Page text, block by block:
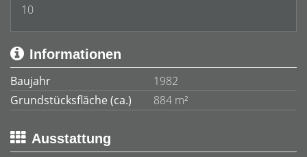
10
Informationen
Baujahr
1982
Grundstücksfläche (ca.)
884 m²
Ausstattung